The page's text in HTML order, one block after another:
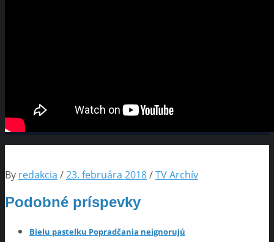
By redakcia /23. februára 2018/TV Archív
Podobné príspevky
Bielu pastelku Popradčania neignorujú